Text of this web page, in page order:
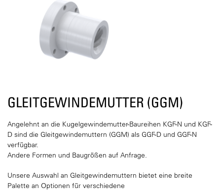
GLEITGEWINDEMUTTER (GGM)
Angelehnt an die Kugelgewindemutter-Baureihen KGF-N und KGF-
D sind die Gleitgewindemuttern (GGM) als GGF-D und GGF-N
verfügbar.
Andere Formen und Baugrößen auf Anfrage.
Unsere Auswahl an Gleitgewindemuttern bietet eine breite
Palette an Optionen für verschiedene